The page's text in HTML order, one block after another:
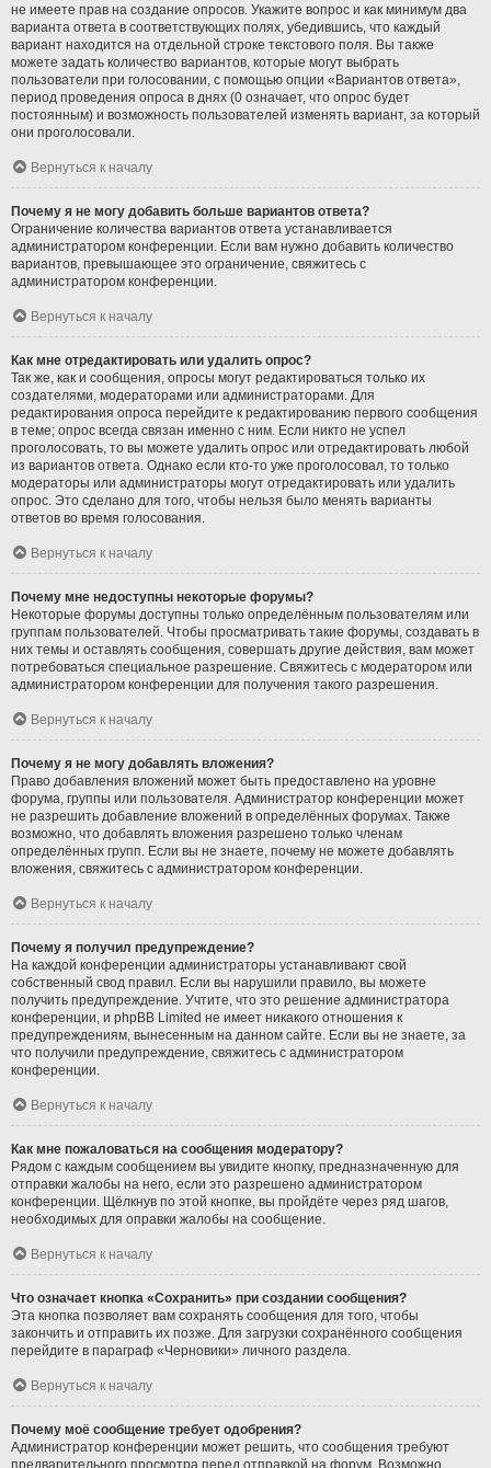
не имеете прав на создание опросов. Укажите вопрос и как минимум два
варианта ответа в соответствующих полях, убедившись, что каждый
вариант находится на отдельной строке текстового поля. Вы также
можете задать количество вариантов, которые могут выбрать
пользователи при голосовании, с помощью опции «Вариантов ответа»,
период проведения опроса в днях (0 означает, что опрос будет
постоянным) и возможность пользователей изменять вариант, за который
они проголосовали.
Вернуться к началу
Почему я не могу добавить больше вариантов ответа?
Ограничение количества вариантов ответа устанавливается
администратором конференции. Если вам нужно добавить количество
вариантов, превышающее это ограничение, свяжитесь с
администратором конференции.
Вернуться к началу
Как мне отредактировать или удалить опрос?
Так же, как и сообщения, опросы могут редактироваться только их
создателями, модераторами или администраторами. Для
редактирования опроса перейдите к редактированию первого сообщения
в теме; опрос всегда связан именно с ним. Если никто не успел
проголосовать, то вы можете удалить опрос или отредактировать любой
из вариантов ответа. Однако если кто-то уже проголосовал, то только
модераторы или администраторы могут отредактировать или удалить
опрос. Это сделано для того, чтобы нельзя было менять варианты
ответов во время голосования.
Вернуться к началу
Почему мне недоступны некоторые форумы?
Некоторые форумы доступны только определённым пользователям или
группам пользователей. Чтобы просматривать такие форумы, создавать в
них темы и оставлять сообщения, совершать другие действия, вам может
потребоваться специальное разрешение. Свяжитесь с модератором или
администратором конференции для получения такого разрешения.
Вернуться к началу
Почему я не могу добавлять вложения?
Право добавления вложений может быть предоставлено на уровне
форума, группы или пользователя. Администратор конференции может
не разрешить добавление вложений в определённых форумах. Также
возможно, что добавлять вложения разрешено только членам
определённых групп. Если вы не знаете, почему не можете добавлять
вложения, свяжитесь с администратором конференции.
Вернуться к началу
Почему я получил предупреждение?
На каждой конференции администраторы устанавливают свой
собственный свод правил. Если вы нарушили правило, вы можете
получить предупреждение. Учтите, что это решение администратора
конференции, и phpBB Limited не имеет никакого отношения к
предупреждениям, вынесенным на данном сайте. Если вы не знаете, за
что получили предупреждение, свяжитесь с администратором
конференции.
Вернуться к началу
Как мне пожаловаться на сообщения модератору?
Рядом с каждым сообщением вы увидите кнопку, предназначенную для
отправки жалобы на него, если это разрешено администратором
конференции. Щёлкнув по этой кнопке, вы пройдёте через ряд шагов,
необходимых для оправки жалобы на сообщение.
Вернуться к началу
Что означает кнопка «Сохранить» при создании сообщения?
Эта кнопка позволяет вам сохранять сообщения для того, чтобы
закончить и отправить их позже. Для загрузки сохранённого сообщения
перейдите в параграф «Черновики» личного раздела.
Вернуться к началу
Почему моё сообщение требует одобрения?
Администратор конференции может решить, что сообщения требуют
предварительного просмотра перед отправкой на форум. Возможно